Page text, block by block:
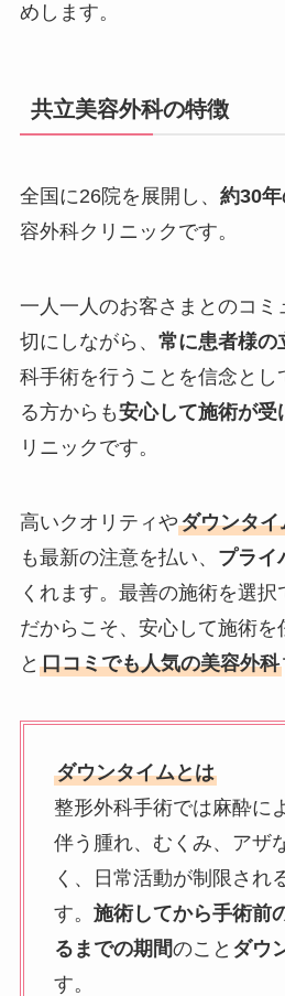
めします。
共立美容外科の特徴
全国に26院を展開し、 約30
容外科クリニックです。
一人一人のお客さまとのコミ
切にしながら、 常に患者様の
科手術を行うことを信念とし
る方からも安心して施術が受
リニックです。
高いクオリティやダウンタイ
も最新の注意を払い、 プライ
くれます。最善の施術を選
だからこそ、安心して施術を
と 口コミでも人気の美容外科
ダウンタイムとは
整形外科手術では麻酔に
伴う腫れ、むくみ、アザ
く、日常活動が制限され
す。 施術してから手術前
るまでの期間のこと ダウ
す。